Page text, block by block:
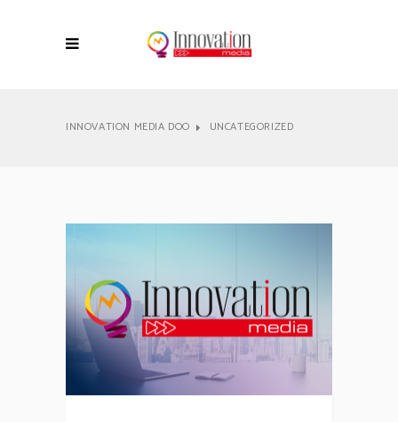
INNOVATION MEDIA DOO UNCATEGORIZED